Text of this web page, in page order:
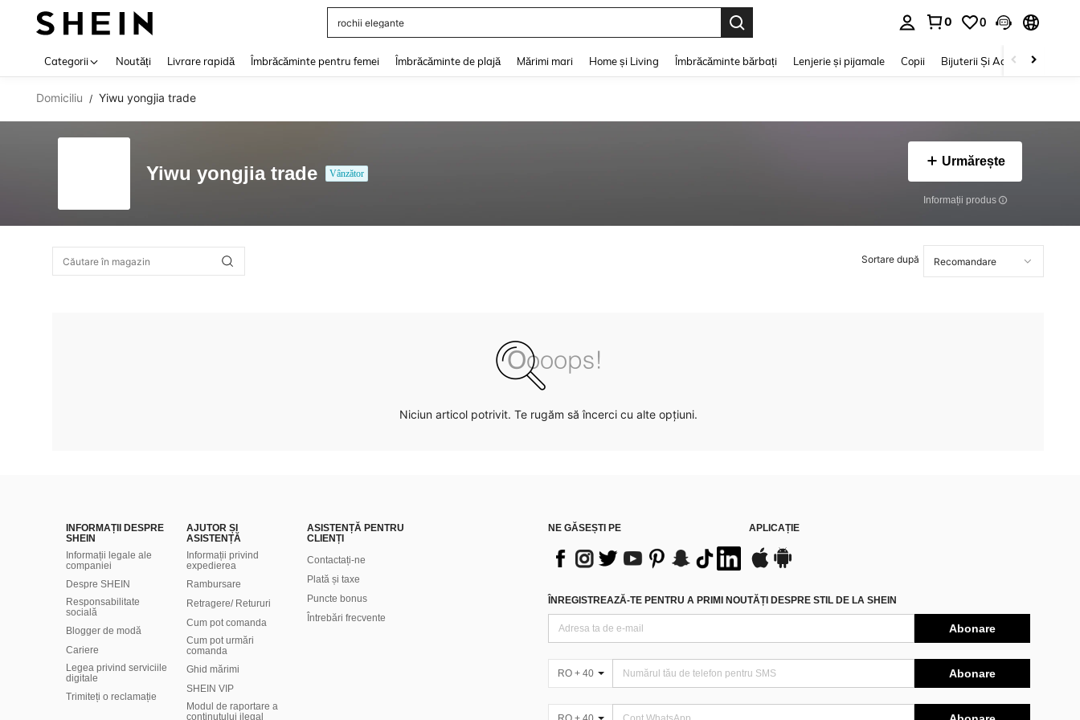
rochii elegante
0 0
Categorii Noutăți Livrare rapidă Îmbrăcăminte pentru femei Îmbrăcăminte de plajă Mărimi mari Home și Living Îmbrăcăminte bărbați Lenjerie și pijamale Copii Bijuterii Și Accesorii
Domiciliu / Yiwu yongjia trade
Yiwu yongjia trade Vânzător
Urmărește
Informații produs
Sortare după
Niciun articol potrivit. Te rugăm să încerci cu alte opțiuni.
INFORMAȚII DESPRE
SHEIN
Informații legale ale
companiei
Despre SHEIN
Responsabilitate
socială
Blogger de modă
Cariere
Legea privind serviciile
digitale
Trimiteți o reclamație
AJUTOR ȘI
ASISTENȚĂ
Informații privind
expedierea
Rambursare
Retragere/ Retururi
Cum pot comanda
Cum pot urmări
comanda
Ghid mărimi
SHEIN VIP
Modul de raportare a
conținutului ilegal
ASISTENȚĂ PENTRU
CLIENȚI
Contactați-ne
Plată și taxe
Puncte bonus
Întrebări frecvente
NE GĂSEȘTI PE APLICAȚIE
ÎNREGISTREAZĂ-TE PENTRU A PRIMI NOUTĂȚI DESPRE STIL DE LA SHEIN
Abonare
RO + 40 Abonare